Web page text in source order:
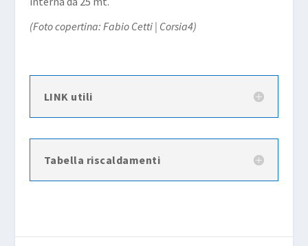
(Foto copertina: Fabio Cetti | Corsia4)
LINK utili
Tabella riscaldamenti